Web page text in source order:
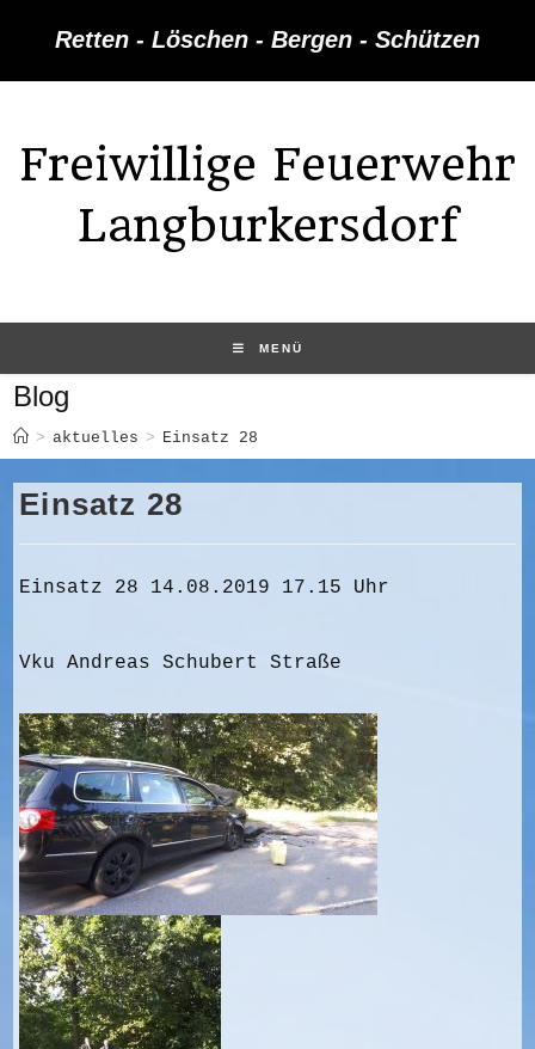
Retten - Löschen - Bergen - Schützen
Freiwillige Feuerwehr
Langburkersdorf
MENÜ
Blog
> aktuelles > Einsatz 28
Einsatz 28
Einsatz 28 14.08.2019 17.15 Uhr
Vku Andreas Schubert Straße